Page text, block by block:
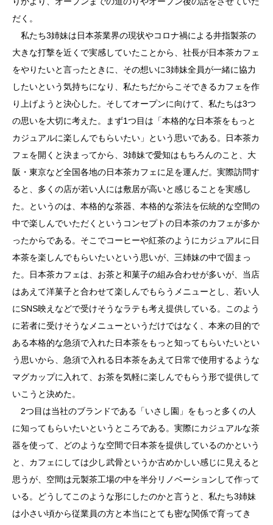
だく。
私たち3姉妹は日本茶業界の現状やコロナ禍による井指製茶の
大きな打撃を近くで実感していたことから、社長が日本茶カフェ
をやりたいと言ったときに、その想いに3姉妹全員が一緒に協力
したいという気持ちになり、私たちだからこそできるカフェを作
り上げようと決心した。そしてオープンに向けて、私たちは3つ
の思いを大切に考えた。まず1つ目は「本格的な日本茶をもっと
カジュアルに楽しんでもらいたい」という思いである。日本茶カ
フェを開くと決まってから、3姉妹で愛知はもちろんのこと、大
阪・東京など全国各地の日本茶カフェに足を運んだ。実際訪問す
ると、多くの店が若い人には敷居が高いと感じることを実感し
た。というのは、本格的な茶器、本格的な茶法を伝統的な空間の
中で楽しんでいただくというコンセプトの日本茶のカフェが多か
ったからである。そこでコーヒーや紅茶のようにカジュアルに日
本茶を楽しんでもらいたいという思いが、三姉妹の中で固まっ
た。日本茶カフェは、お茶と和菓子の組み合わせが多いが、当店
はあえて洋菓子と合わせて楽しんでもらうメニューとし、若い人
にSNS映えなどで受けそうなラテも考え提供している。このよう
に若者に受けそうなメニューというだけではなく、本来の目的で
ある本格的な急須で入れた日本茶をもっと知ってもらいたいとい
う思いから、急須で入れる日本茶をあえて日常で使用するような
マグカップに入れて、お茶を気軽に楽しんでもらう形で提供して
いこうと決めた。
2つ目は当社のブランドである「いさし園」をもっと多くの人
に知ってもらいたいというところである。実際にカジュアルな茶
器を使って、どのような空間で日本茶を提供しているのかという
と、カフェにしては少し武骨というか古めかしい感じに見えると
思うが、空間は元製茶工場の中を半分リノベーションして作って
いる。どうしてこのような形にしたのかと言うと、私たち3姉妹
は小さい頃から従業員の方と本当にとても密な関係で育ってき